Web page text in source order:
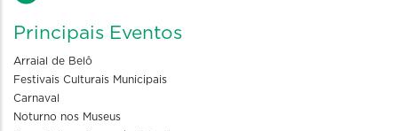
Principais Eventos
Arraial de Belô
Festivais Culturais Municipais
Carnaval
Noturno nos Museus